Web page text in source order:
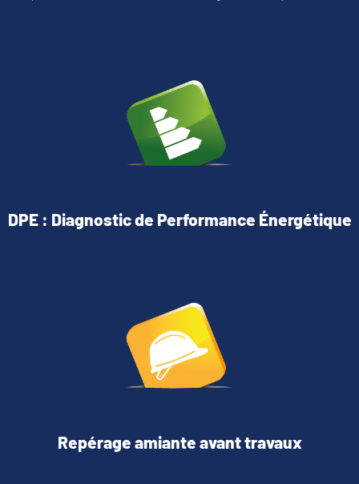
DPE : Diagnostic de Performance Énergétique
Repérage amiante avant travaux